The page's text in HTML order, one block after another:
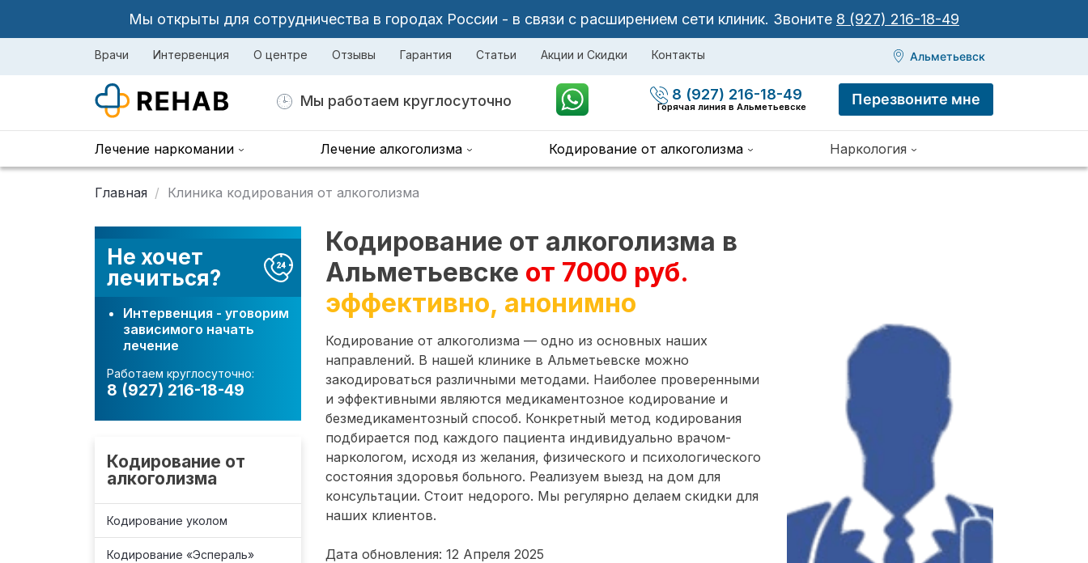
Мы открыты для сотрудничества в городах России - в связи с расширением сети клиник. Звоните 8 (927) 216-18-49
Врачи Интервенция О центре Отзывы Гарантия Статьи Акции и Скидки Контакты Альметьевск
Мы работаем круглосуточно 8 (927) 216-18-49
Горячая линия в Альметьевске Перезвоните мне
Лечение наркомании Лечение алкоголизма Кодирование от алкоголизма Наркология
Главная Клиника кодирования от алкоголизма
Не хочет
лечиться?
Интервенция - уговорим
зависимого начать
лечение
Работаем круглосуточно:
8 (927) 216-18-49
Кодирование от
алкоголизма
Кодирование уколом
Кодирование «Эспераль»
Кодирование от алкоголизма в
Альметьевске от 7000 руб.
эффективно, анонимно
Кодирование от алкоголизма — одно из основных наших
направлений. В нашей клинике в Альметьевске можно
закодироваться различными методами. Наиболее проверенными
и эффективными являются медикаментозное кодирование и
безмедикаментозный способ. Конкретный метод кодирования
подбирается под каждого пациента индивидуально врачом-
наркологом, исходя из желания, физического и психологического
состояния здоровья больного. Реализуем выезд на дом для
консультации. Стоит недорого. Мы регулярно делаем скидки для
наших клиентов.
Дата обновления: 12 Апреля 2025